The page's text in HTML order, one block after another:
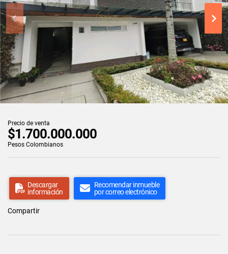
Precio de venta
$1.700.000.000
Pesos Colombianos
Descargar
información
Recomendar inmueble
por correo electrónico
Compartir